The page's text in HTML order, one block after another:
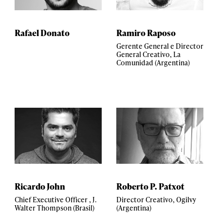
Rafael Donato Ramiro Raposo
Gerente General e Director
General Creativo, La
Comunidad (Argentina)
Ricardo John
Chief Executive Officer , J.
Walter Thompson (Brasil)
Roberto P. Patxot
Director Creativo, Ogilvy
(Argentina)